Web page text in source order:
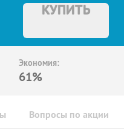
КУПИТЬ
Экономия:
61%
Вопросы по акции